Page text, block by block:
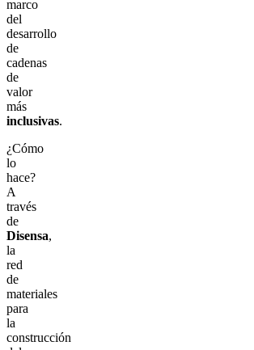
marco
del
desarrollo
de
cadenas
de
valor
más
inclusivas.
¿Cómo
lo
hace?
A
través
de
Disensa,
la
red
de
materiales
para
la
construcción